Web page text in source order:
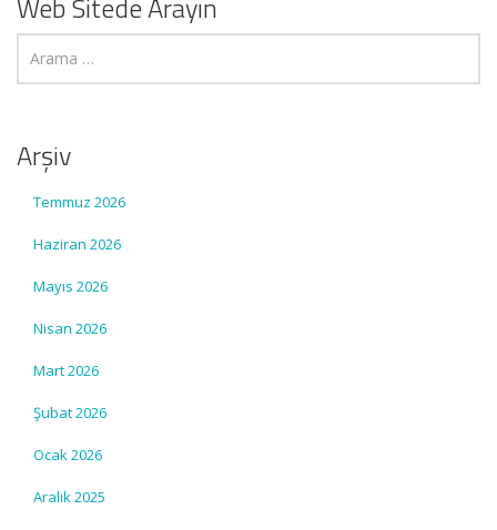
Arşiv
Temmuz 2026
Haziran 2026
Mayıs 2026
Nisan 2026
Mart 2026
Şubat 2026
Ocak 2026
Aralık 2025